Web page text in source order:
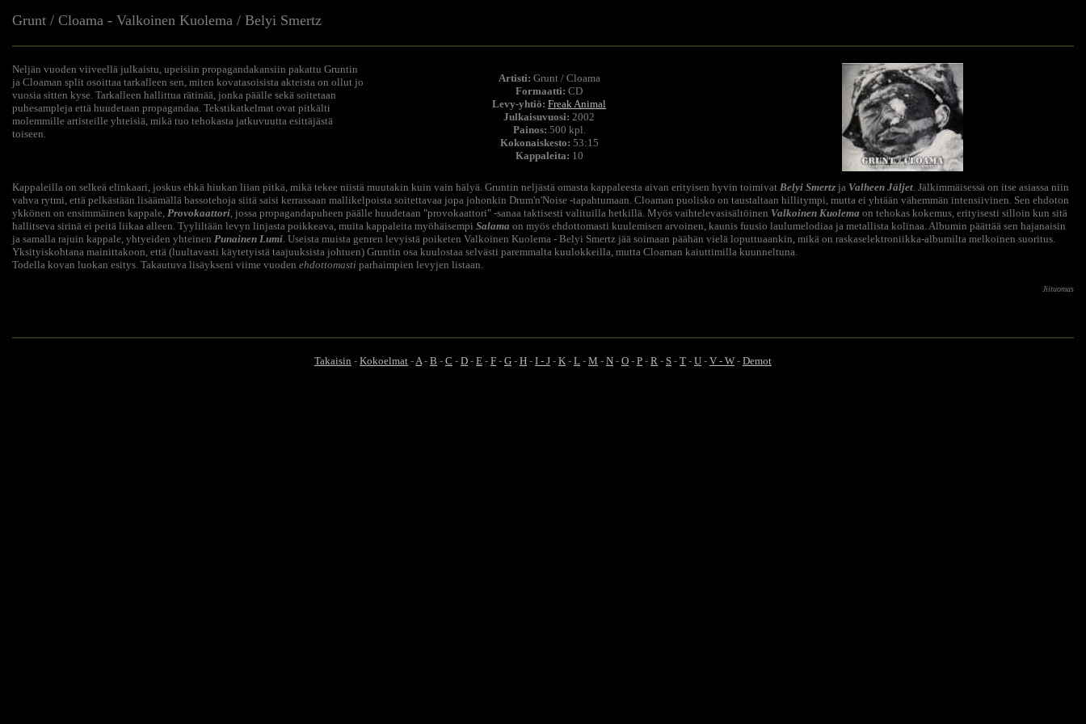
Grunt / Cloama - Valkoinen Kuolema / Belyi Smertz
Neljän vuoden viiveellä julkaistu, upeisiin propagandakansiin pakattu Gruntin
ja Cloaman split osoittaa tarkalleen sen, miten kovatasoisista akteista on ollut jo
vuosia sitten kyse. Tarkalleen hallittua rätinää, jonka päälle sekä soitetaan
puhesampleja että huudetaan propagandaa. Tekstikatkelmat ovat pitkälti
molemmille artisteille yhteisiä, mikä tuo tehokasta jatkuvuutta esittäjästä
toiseen.
Artisti: Grunt / Cloama
Formaatti: CD
Levy-yhtiö: Freak Animal
Julkaisuvuosi: 2002
Painos: 500 kpl.
Kokonaiskesto: 53:15
Kappaleita: 10
Kappaleilla on selkeä elinkaari, joskus ehkä hiukan liian pitkä, mikä tekee niistä muutakin kuin vain hälyä. Gruntin neljästä omasta kappaleesta aivan erityisen hyvin toimivat Belyi Smertz ja Valheen Jäljet. Jälkimmäisessä on itse asiassa niin
vahva rytmi, että pelkästään lisäämällä bassotehoja siitä saisi kerrassaan mallikelpoista soitettavaa jopa johonkin Drum'n'Noise -tapahtumaan. Cloaman puolisko on taustaltaan hillitympi, mutta ei yhtään vähemmän intensiivinen. Sen ehdoton
ykkönen on ensimmäinen kappale, Provokaattori, jossa propagandapuheen päälle huudetaan "provokaattori" -sanaa taktisesti valituilla hetkillä. Myös vaihtelevasisältöinen Valkoinen Kuolema on tehokas kokemus, erityisesti silloin kun sitä
hallitseva sirinä ei peitä liikaa alleen. Tyyliltään levyn linjasta poikkeava, muita kappaleita myöhäisempi Salama on myös ehdottomasti kuulemisen arvoinen, kaunis fuusio laulumelodiaa ja metallista kolinaa. Albumin päättää sen hajanaisin
ja samalla rajuin kappale, yhtyeiden yhteinen Punainen Lumi. Useista muista genren levyistä poiketen Valkoinen Kuolema - Belyi Smertz jää soimaan päähän vielä loputtuaankin, mikä on raskaselektroniikka-albumilta melkoinen suoritus.
Yksityiskohtana mainittakoon, että (luultavasti käytetyistä taajuuksista johtuen) Gruntin osa kuulostaa selvästi paremmalta kuulokkeilla, mutta Cloaman kaiuttimilla kuunneltuna.
Todella kovan luokan esitys. Takautuva lisäykseni viime vuoden ehdottomasti parhaimpien levyjen listaan.
Jiituomas
Takaisin - Kokoelmat -A- B - C - D - E - F - G - H - I - J - K - L - M - N - O - P - R - S - T - U - V - W - Demot